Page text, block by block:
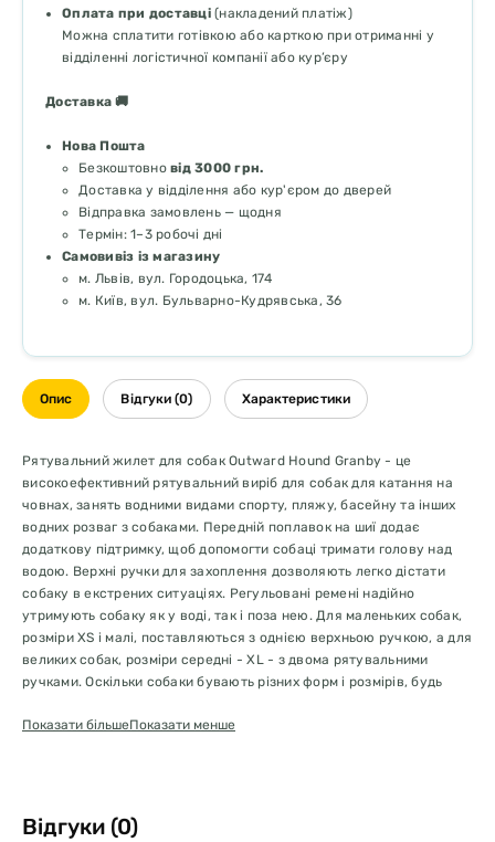
Оплата при доставці(накладений платіж)
Можна сплатити готівкою або карткою при отриманні у
відділенні логістичної компанії або кур’єру
Доставка 🚚
Нова Пошта
Безкоштовно від 3000 грн.
Доставка у відділення або кур'єром до дверей
Відправка замовлень — щодня
Термін: 1–3 робочі дні
Самовивіз із магазину
м. Львів, вул. Городоцька, 174
м. Київ, вул. Бульварно-Кудрявська, 36
Опис Відгуки (0) Характеристики
Рятувальний жилет для собак Outward Hound Granby - це
високоефективний рятувальний виріб для собак для катання на
човнах, занять водними видами спорту, пляжу, басейну та інших
водних розваг з собаками. Передній поплавок на шиї додає
додаткову підтримку, щоб допомогти собаці тримати голову над
водою. Верхні ручки для захоплення дозволяють легко дістати
собаку в екстрених ситуаціях. Регульовані ремені надійно
утримують собаку як у воді, так і поза нею. Для маленьких собак,
розміри XS і малі, поставляються з однією верхньою ручкою, а для
великих собак, розміри середні - XL - з двома рятувальними
ручками. Оскільки собаки бувають різних форм і розмірів, будь
вимірявши обхват собаки по найширшій частині грудної клітки.
індивідуальності вашого собаки!
Показати більшеПоказати менше
Відгуки (0)